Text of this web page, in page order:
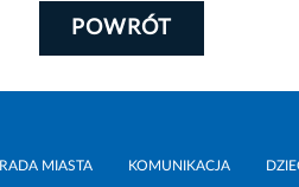
POWRÓT
RADA MIASTA KOMUNIKACJA